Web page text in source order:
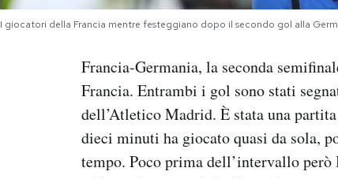
I giocatori della Francia mentre festeggiano dopo il secondo gol alla
Francia-Germania, la seconda
Francia. Entrambi i gol sono stati
dell’Atletico Madrid. È stata una
dieci minuti ha giocato quasi da sola,
tempo. Poco prima dell’intervallo